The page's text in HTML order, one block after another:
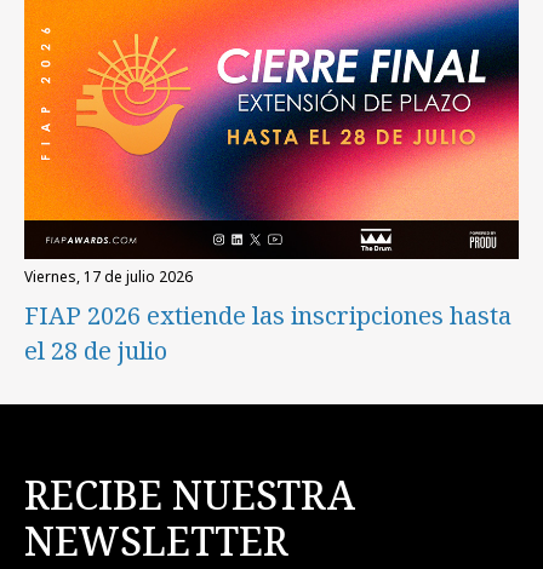
viernes, 17 de julio 2026
FIAP 2026 extiende las inscripciones hasta
el 28 de julio
RECIBE NUESTRA
NEWSLETTER